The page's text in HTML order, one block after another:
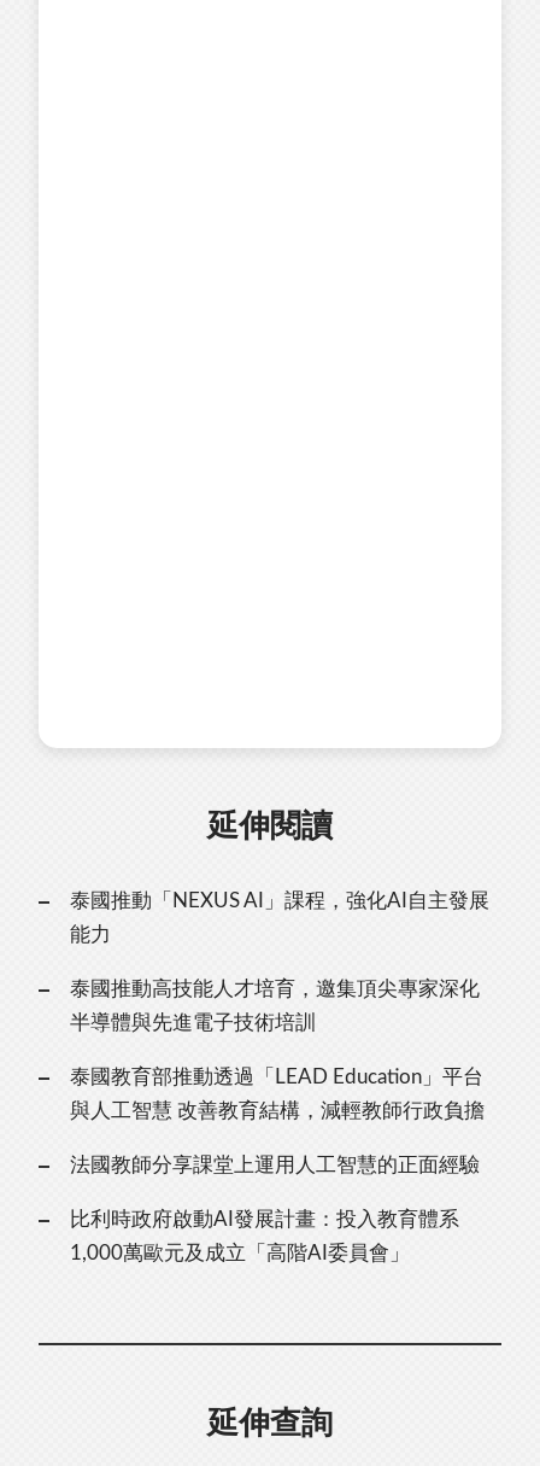
延伸閱讀
泰國推動「NEXUS AI」課程，強化AI自主發展
能力
泰國推動高技能人才培育，邀集頂尖專家深化
半導體與先進電子技術培訓
泰國教育部推動透過「LEAD Education」平台
與人工智慧 改善教育結構，減輕教師行政負擔
法國教師分享課堂上運用人工智慧的正面經驗
比利時政府啟動AI發展計畫：投入教育體系
1,000萬歐元及成立「高階AI委員會」
延伸查詢